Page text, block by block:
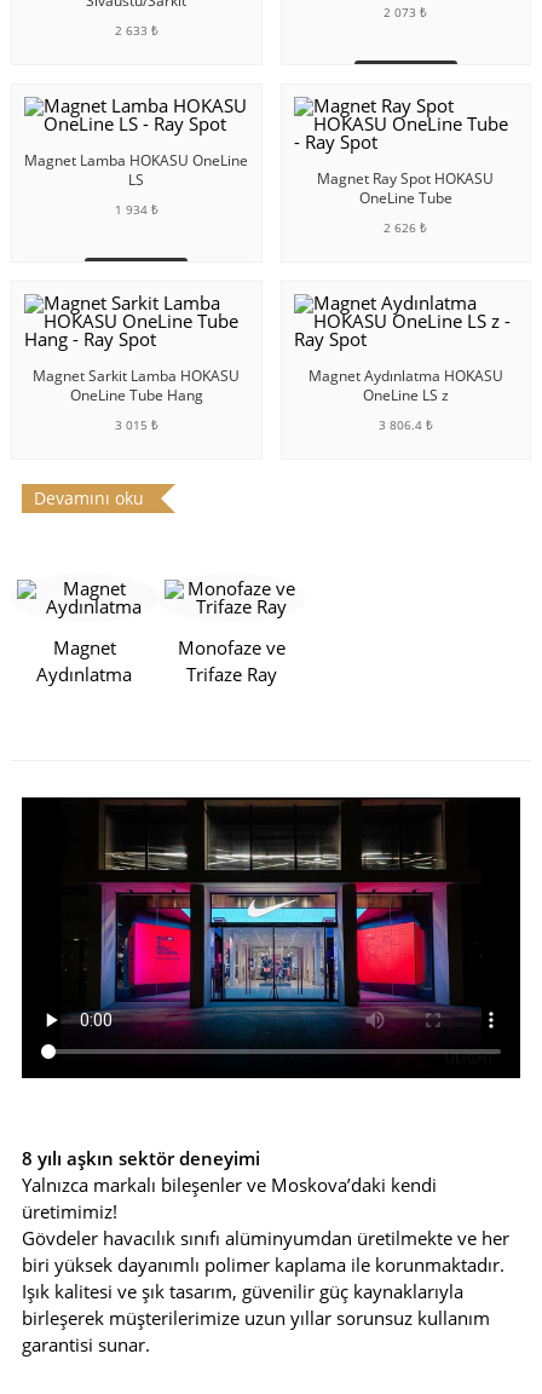
2 633 ₺
SEPETE EKLE
2 073 ₺
Magnet Lamba HOKASU OneLine
LS
1 934 ₺
Magnet Ray Spot HOKASU
OneLine Tube
2 626 ₺
SEPETE EKLE
Magnet Sarkit Lamba HOKASU
OneLine Tube Hang
3 015 ₺
SEPETE EKLE
Magnet Aydınlatma HOKASU
OneLine LS z
3 806.4 ₺
Devamını oku
Magnet
Aydınlatma
Monofaze ve
Trifaze Ray
8 yılı aşkın sektör deneyimi
Yalnızca markalı bileşenler ve Moskova’daki kendi
üretimimiz!
Gövdeler havacılık sınıfı alüminyumdan üretilmekte ve her
biri yüksek dayanımlı polimer kaplama ile korunmaktadır.
Işık kalitesi ve şık tasarım, güvenilir güç kaynaklarıyla
birleşerek müşterilerimize uzun yıllar sorunsuz kullanım
garantisi sunar.